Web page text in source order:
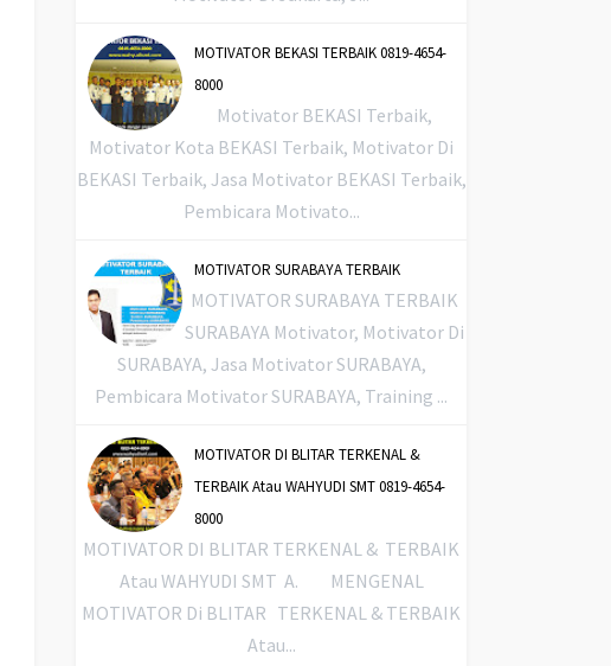
MOTIVATOR BEKASI TERBAIK 0819-4654-
8000
Motivator BEKASI Terbaik,
Motivator Kota BEKASI Terbaik, Motivator Di
BEKASI Terbaik, Jasa Motivator BEKASI Terbaik,
Pembicara Motivato...
MOTIVATOR SURABAYA TERBAIK
MOTIVATOR SURABAYA TERBAIK
SURABAYA Motivator, Motivator Di
SURABAYA, Jasa Motivator SURABAYA,
Pembicara Motivator SURABAYA, Training ...
MOTIVATOR DI BLITAR TERKENAL &
TERBAIK Atau WAHYUDI SMT 0819-4654-
8000
MOTIVATOR DI BLITAR TERKENAL & TERBAIK
Atau WAHYUDI SMT A. MENGENAL
MOTIVATOR Di BLITAR TERKENAL & TERBAIK
Atau...